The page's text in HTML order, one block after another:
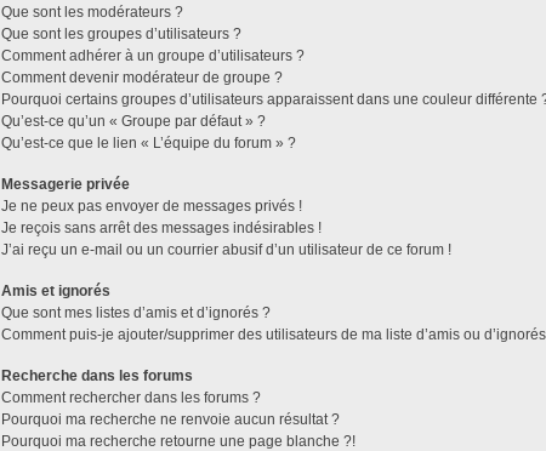
Que sont les modérateurs ?
Que sont les groupes d’utilisateurs ?
Comment adhérer à un groupe d’utilisateurs ?
Comment devenir modérateur de groupe ?
Pourquoi certains groupes d’utilisateurs apparaissent dans une couleur différente
Qu’est-ce qu’un « Groupe par défaut » ?
Qu’est-ce que le lien « L’équipe du forum » ?
Messagerie privée
Je ne peux pas envoyer de messages privés !
Je reçois sans arrêt des messages indésirables !
J’ai reçu un e-mail ou un courrier abusif d’un utilisateur de ce forum !
Amis et ignorés
Que sont mes listes d’amis et d’ignorés ?
Comment puis-je ajouter/supprimer des utilisateurs de ma liste d’amis ou
Recherche dans les forums
Comment rechercher dans les forums ?
Pourquoi ma recherche ne renvoie aucun résultat ?
Pourquoi ma recherche retourne une page blanche ?!